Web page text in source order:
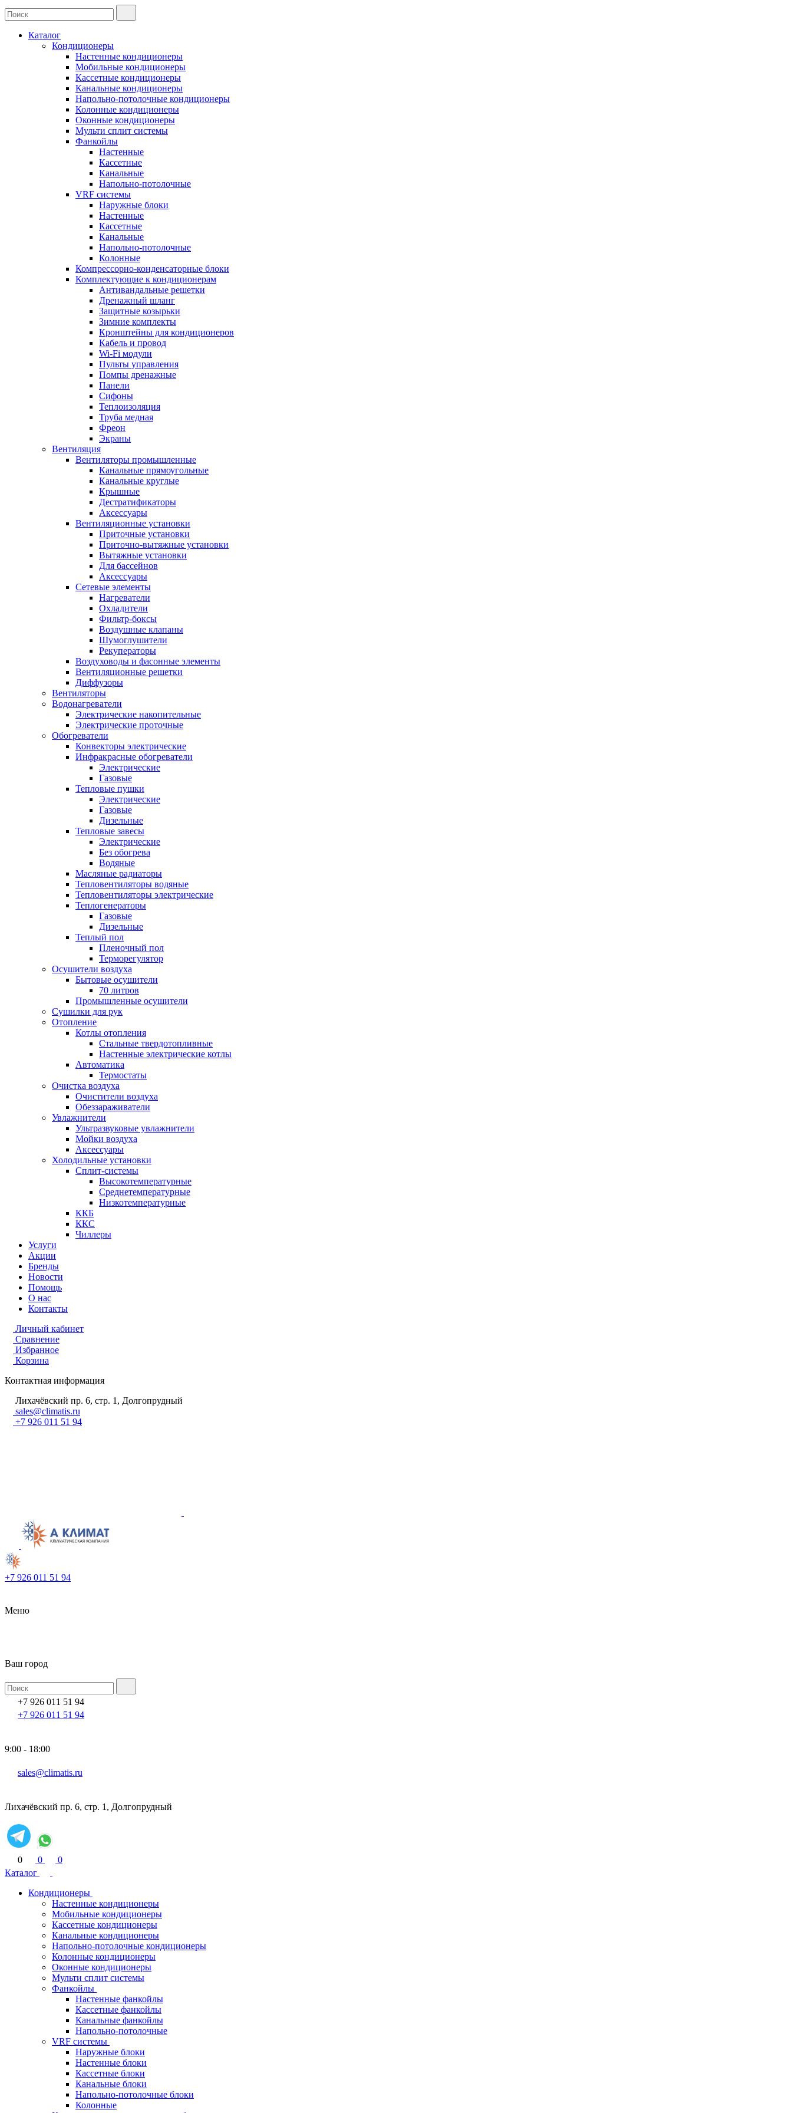
Каталог
Кондиционеры
Настенные кондиционеры
Мобильные кондиционеры
Кассетные кондиционеры
Канальные кондиционеры
Напольно-потолочные кондиционеры
Колонные кондиционеры
Оконные кондиционеры
Мульти сплит системы
Фанкойлы
Настенные
Кассетные
Канальные
Напольно-потолочные
VRF системы
Наружные блоки
Настенные
Кассетные
Канальные
Напольно-потолочные
Колонные
Компрессорно-конденсаторные блоки
Комплектующие к кондиционерам
Антивандальные решетки
Дренажный шланг
Защитные козырьки
Зимние комплекты
Кронштейны для кондиционеров
Кабель и провод
Wi-Fi модули
Пульты управления
Помпы дренажные
Панели
Сифоны
Теплоизоляция
Труба медная
Фреон
Экраны
Вентиляция
Вентиляторы промышленные
Канальные прямоугольные
Канальные круглые
Крышные
Дестратификаторы
Аксессуары
Вентиляционные установки
Приточные установки
Приточно-вытяжные установки
Вытяжные установки
Для бассейнов
Аксессуары
Сетевые элементы
Нагреватели
Охладители
Фильтр-боксы
Воздушные клапаны
Шумоглушители
Рекуператоры
Воздуховоды и фасонные элементы
Вентиляционные решетки
Диффузоры
Вентиляторы
Водонагреватели
Электрические накопительные
Электрические проточные
Обогреватели
Конвекторы электрические
Инфракрасные обогреватели
Электрические
Газовые
Тепловые пушки
Электрические
Газовые
Дизельные
Тепловые завесы
Электрические
Без обогрева
Водяные
Масляные радиаторы
Тепловентиляторы водяные
Тепловентиляторы электрические
Теплогенераторы
Газовые
Дизельные
Теплый пол
Пленочный пол
Терморегулятор
Осушители воздуха
Бытовые осушители
70 литров
Промышленные осушители
Сушилки для рук
Отопление
Котлы отопления
Стальные твердотопливные
Настенные электрические котлы
Автоматика
Термостаты
Очистка воздуха
Очистители воздуха
Обеззараживатели
Увлажнители
Ультразвуковые увлажнители
Мойки воздуха
Аксессуары
Холодильные установки
Сплит-системы
Высокотемпературные
Среднетемпературные
Низкотемпературные
ККБ
ККС
Чиллеры
Услуги
Акции
Бренды
Новости
Помощь
О нас
Контакты
Личный кабинет
Сравнение
Избранное
Корзина
Контактная информация
Лихачёвский пр. 6, стр. 1, Долгопрудный
sales@climatis.ru
+7 926 011 51 94
+7 926 011 51 94
Меню
Ваш город
+7 926 011 51 94
+7 926 011 51 94
9:00 - 18:00
sales@climatis.ru
Лихачёвский пр. 6, стр. 1, Долгопрудный
0 0
0
Каталог
Кондиционеры
Настенные кондиционеры
Мобильные кондиционеры
Кассетные кондиционеры
Канальные кондиционеры
Напольно-потолочные кондиционеры
Колонные кондиционеры
Оконные кондиционеры
Мульти сплит системы
Фанкойлы
Настенные фанкойлы
Кассетные фанкойлы
Канальные фанкойлы
Напольно-потолочные
VRF системы
Наружные блоки
Настенные блоки
Кассетные блоки
Канальные блоки
Напольно-потолочные блоки
Колонные